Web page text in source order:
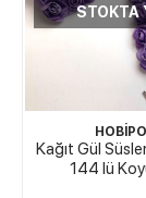
STOKTA
Kağıt Gül
144 lü